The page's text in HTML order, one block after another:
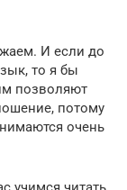
И если до
то я бы
позволяют
потому
очень